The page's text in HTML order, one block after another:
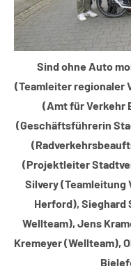
Sind ohne Auto
(Teamleiter regionaler
(Amt für Verkehr
(Geschäftsführerin
(Projektleiter
Silvery (Teamleitung
Herford),
Wellteam), Jens
Kremeyer (Wellteam),